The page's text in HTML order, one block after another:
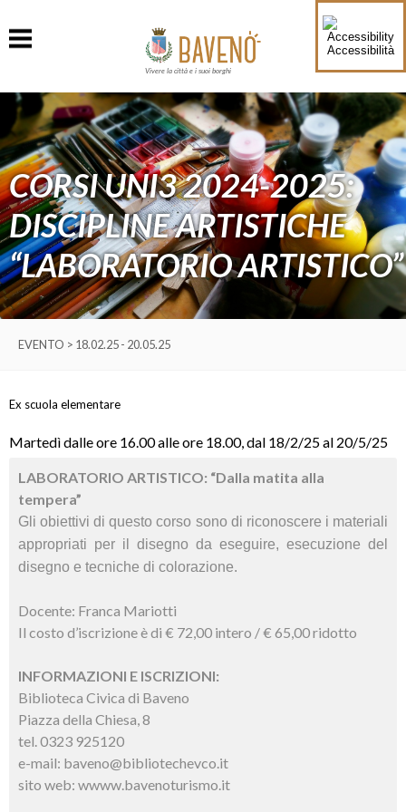
Accessibilità
Vivere la città e i suoi borghi
CORSI UNI3 2024-2025:
DISCIPLINE ARTISTICHE
“LABORATORIO ARTISTICO”
EVENTO > 18.02.25 - 20.05.25
Ex scuola elementare
Martedì dalle ore 16.00 alle ore 18.00, dal 18/2/25 al 20/5/25
LABORATORIO ARTISTICO: “Dalla matita alla
tempera”
Gli obiettivi di questo corso sono di riconoscere i materiali
appropriati per il disegno da eseguire, esecuzione del
disegno e tecniche di colorazione.
Docente: Franca Mariotti
Il costo d’iscrizione è di € 72,00 intero / € 65,00 ridotto
INFORMAZIONI E ISCRIZIONI:
Biblioteca Civica di Baveno
Piazza della Chiesa, 8
tel. 0323 925120
e-mail: baveno@bibliotechevco.it
sito web: wwww.bavenoturismo.it